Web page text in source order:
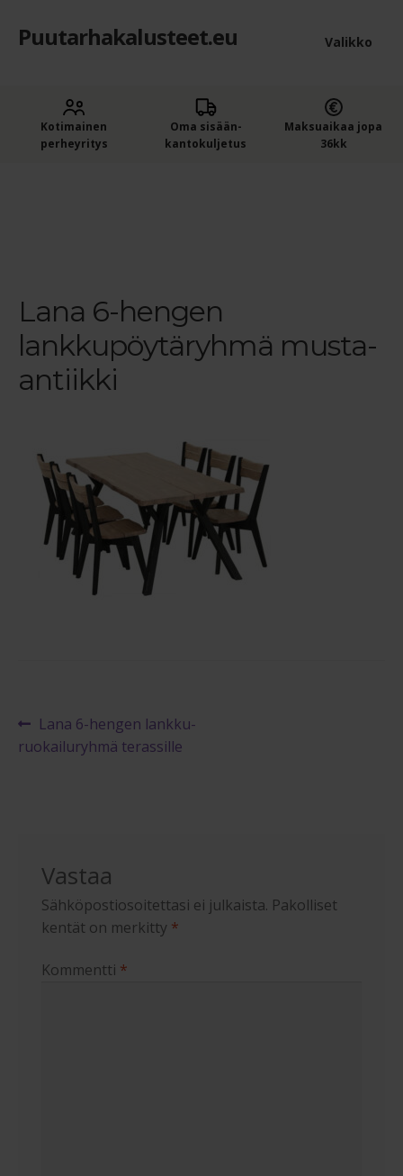
Siirry
Siirry
Puutarhakalusteet.eu Valikko
Puutarhakalusteet
Yleiset ehdot
Maksuehdot
Palautuslomake
Blogi
Kotimainen
perheyritys
Oma sisään­
kantokuljetus
Maksuaikaa jopa
36kk
Lana 6-hengen
lankkupöytäryhmä musta-
antiikki
Artikkelien
selaus
Edellinen
artikkeli
Lana 6-hengen lankku-
ruokailuryhmä terassille
Vastaa
Sähköpostiosoitettasi ei julkaista. Pakolliset
kentät on merkitty *
Kommentti *